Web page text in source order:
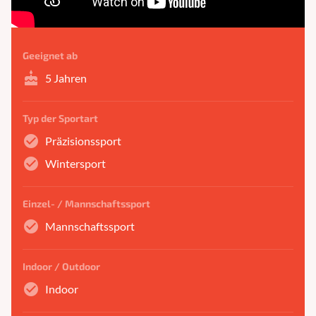
Geeignet ab
cake 5 Jahren
Typ der Sportart
check_circle Präzisionssport
check_circle Wintersport
Einzel- / Mannschaftssport
check_circle Mannschaftssport
Indoor / Outdoor
check_circle Indoor